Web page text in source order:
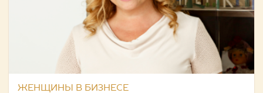
ЖЕНЩИНЫ В БИЗНЕСЕ